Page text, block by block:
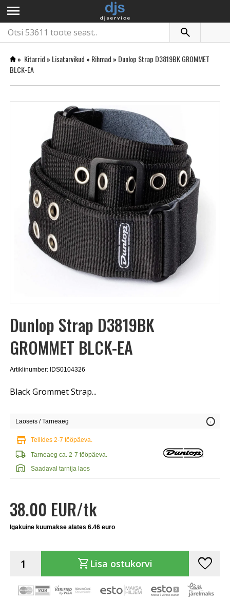
menu
» Kitarrid » Lisatarvikud » Rihmad » Dunlop Strap D3819BK GROMMET
BLCK-EA
Dunlop Strap D3819BK
GROMMET BLCK-EA
Artiklinumber: IDS0104326
Black Grommet Strap...
Laoseis / Tarneaeg info
store Tellides 2-7 tööpäeva.
local_shipping Tarneaeg ca. 2-7 tööpäeva.
warehouse Saadaval tarnija laos
38.00 EUR/tk
Igakuine kuumakse alates 6.46 euro
shopping_cart Lisa ostukorvi favorite